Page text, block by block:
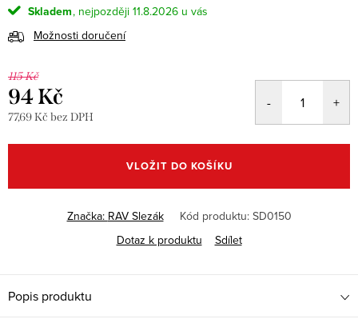
Skladem
11.8.2026
Možnosti doručení
115 Kč
94 Kč
77,69 Kč bez DPH
cena:
VLOŽIT DO KOŠÍKU
Značka: RAV Slezák Kód produktu: SD0150
Dotaz k produktu
Sdílet
Popis produktu